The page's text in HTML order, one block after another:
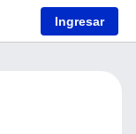
Ingresar